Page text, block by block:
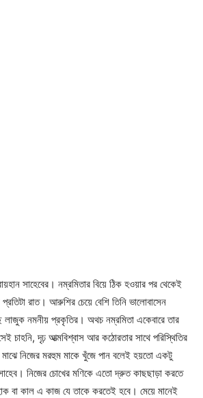
সাহেবের। নম্রমিতার বিয়ে ঠিক হওয়ার পর থেকেই
রাত। আরুশির চেয়ে বেশি তিনি ভালোবাসেন
নমনীয় প্রকৃতির। অথচ নম্রমিতা একেবারে তার
চাহনি, দৃঢ় আত্মবিশ্বাস আর কঠোরতার সাথে পরিস্থিতির
মাঝে নিজের মরহুম মাকে খুঁজে পান বলেই হয়তো একটু
নিজের চোখের মণিকে এতো দ্রুত কাছছাড়া করতে
বা কাল এ কাজ যে তাকে করতেই হবে। মেয়ে মানেই